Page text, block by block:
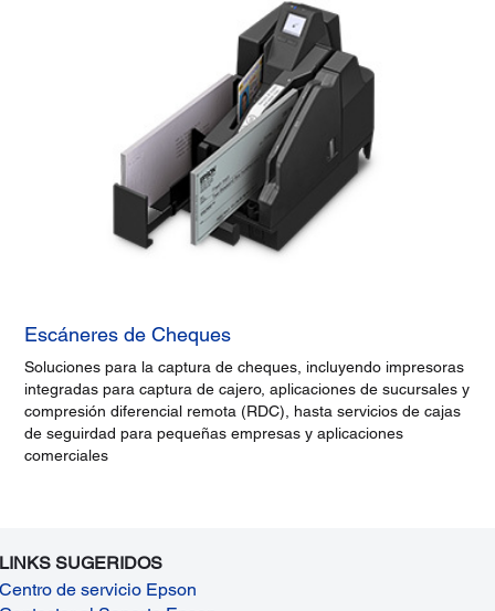
Escáneres de Cheques
Soluciones para la captura de cheques, incluyendo impresoras
integradas para captura de cajero, aplicaciones de sucursales y
compresión diferencial remota (RDC), hasta servicios de cajas
de seguirdad para pequeñas empresas y aplicaciones
comerciales
LINKS SUGERIDOS
Centro de servicio Epson